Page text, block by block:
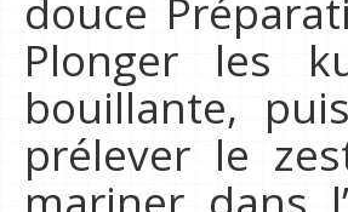
douce
Plonger les
bouillante,
prélever le